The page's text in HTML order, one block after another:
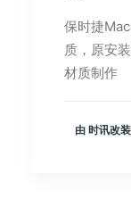
保时捷
质，原安
材质制作
由 时讯改装